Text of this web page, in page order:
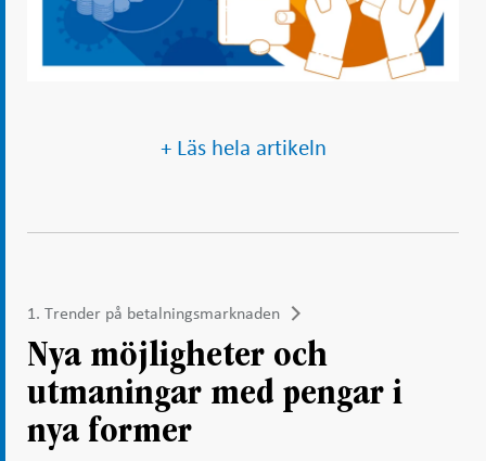
+ Läs hela artikeln
1. Trender på betalningsmarknaden
Nya möjligheter och
utmaningar med pengar i
nya former